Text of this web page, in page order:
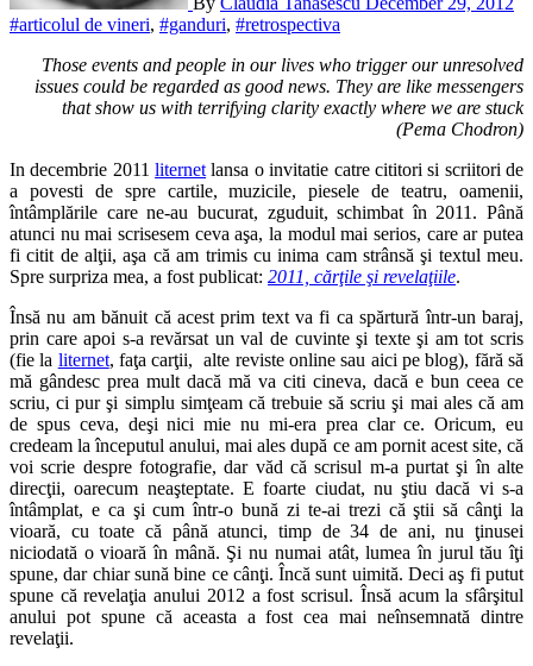
#articolul de vineri, #ganduri, #retrospectiva
Those events and people in our lives who trigger our unresolved
issues could be regarded as good news. They are like messengers
that show us with terrifying clarity exactly where we are stuck
(Pema Chodron)
In decembrie 2011liternet lansa o invitatie catre cititori si scriitori de
a povesti de spre cartile, muzicile, piesele de teatru, oamenii,
întâmplările care ne-au bucurat, zguduit, schimbat în 2011. Până
atunci nu mai scrisesem ceva aşa, la modul mai serios, care ar putea
fi citit de alţii, aşa că am trimis cu inima cam strânsă şi textul meu.
Spre surpriza mea, a fost publicat: 2011, cărţile şi revelaţiile.
Însă nu am bănuit că acest prim text va fi ca spărtură într-un baraj,
prin care apoi s-a revărsat un val de cuvinte şi texte şi am tot scris
(fie la liternet, faţa carţii, alte reviste online sau aici pe blog), fără să
mă gândesc prea mult dacă mă va citi cineva, dacă e bun ceea ce
scriu, ci pur şi simplu simţeam că trebuie să scriu şi mai ales că am
de spus ceva, deşi nici mie nu mi-era prea clar ce. Oricum, eu
credeam la începutul anului, mai ales după ce am pornit acest site, că
voi scrie despre fotografie, dar văd că scrisul m-a purtat şi în alte
direcţii, oarecum neaşteptate. E foarte ciudat, nu ştiu dacă vi s-a
întâmplat, e ca şi cum într-o bună zi te-ai trezi că ştii să cânţi la
vioară, cu toate că până atunci, timp de 34 de ani, nu ţinusei
niciodată o vioară în mână. Şi nu numai atât, lumea în jurul tău îţi
spune, dar chiar sună bine ce cânţi. Încă sunt uimită. Deci aş fi putut
spune că revelaţia anului 2012 a fost scrisul. Însă acum la sfârşitul
anului pot spune că aceasta a fost cea mai neînsemnată dintre
revelaţii.